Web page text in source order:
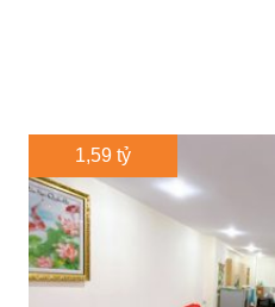
1,59 tỷ